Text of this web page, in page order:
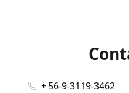
+ 56-9-3119-3462